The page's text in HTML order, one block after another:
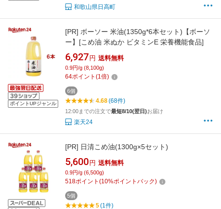
和歌山県日高町
ポイントUPジャンル
[PR] ボーソー 米油(1350g*6本セット)【ボーソ
ー】[こめ油 米ぬか ビタミンE 栄養機能食品]
6,927 円 送料無料
0.9円/g (8,100g)
64ポイント (1倍)
6個
4.68(68件)
12:00までの注文で最短8/10(翌日)お届け
楽天24
[PR] 日清こめ油(1300g×5セット)
5,600 円 送料無料
0.9円/g (6,500g)
518ポイント (10%ポイントバック)
5個
5(1件)